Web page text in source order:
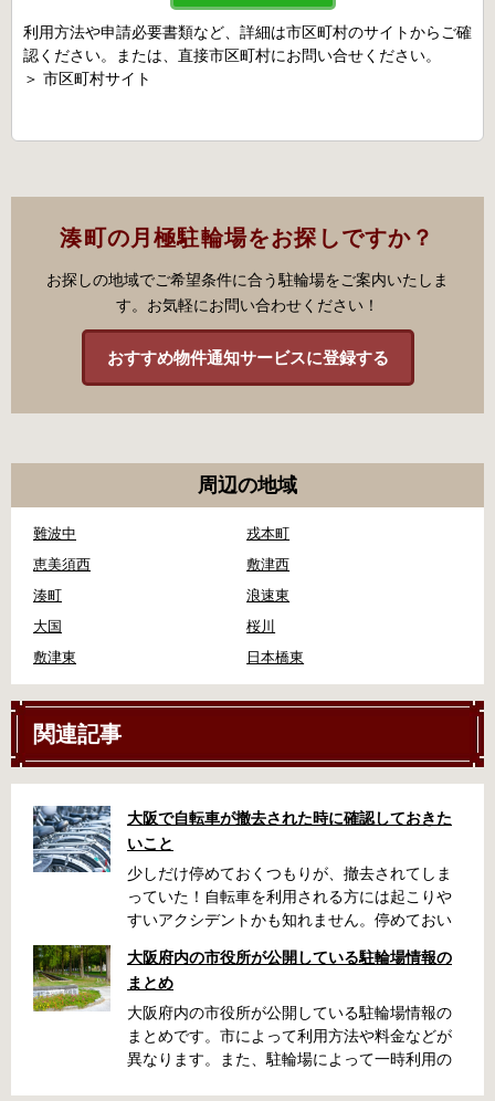
利用方法や申請必要書類など、詳細は市区町村のサイトからご確
認ください。または、直接市区町村にお問い合せください。
＞ 市区町村サイト
湊町の月極駐輪場をお探しですか？
お探しの地域でご希望条件に合う駐輪場をご案内いたしま
す。お気軽にお問い合わせください！
おすすめ物件通知サービスに登録する
周辺の地域
難波中
戎本町
恵美須西
敷津西
湊町
浪速東
大国
桜川
敷津東
日本橋東
関連記事
大阪で自転車が撤去された時に確認しておきた
いこと
少しだけ停めておくつもりが、撤去されてしま
っていた！自転車を利用される方には起こりや
すいアクシデントかも知れません。停めておい
い、なんてことになってしまうかも知れませ
ん。そんな時に役立つ情報をまとめました。事
前に確認しておきましょう。 守口市で撤去され
た場合 放置自転車大日保管所 住所 守口市大日
町4丁目281の3番地 電話 06-6902-2340（業務
大阪府内の市役所が公開している駐輪場情報の
まとめ
大阪府内の市役所が公開している駐輪場情報の
まとめです。市によって利用方法や料金などが
異なります。また、駐輪場によって一時利用の